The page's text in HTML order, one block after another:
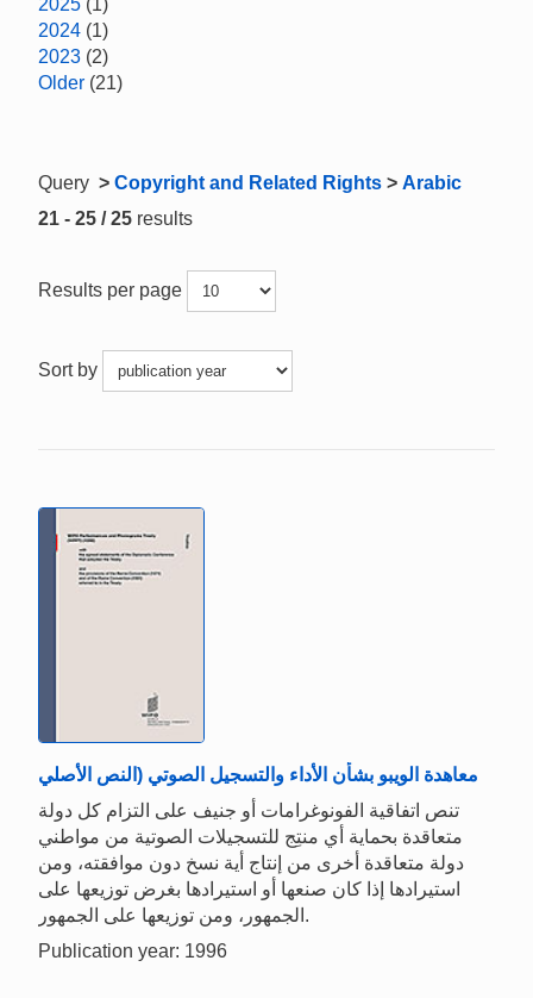
2025 (1)
2024 (1)
2023 (2)
Older (21)
Query > Copyright and Related Rights > Arabic
21 - 25 / 25 results
Results per page
Sort by
معاهدة الويبو بشأن الأداء والتسجيل الصوتي (النص الأصلي
تنص اتفاقية الفونوغرامات أو جنيف على التزام كل دولة
متعاقدة بحماية أي منتِج للتسجيلات الصوتية من مواطني
دولة متعاقدة أخرى من إنتاج أية نسخ دون موافقته، ومن
استيرادها إذا كان صنعها أو استيرادها بغرض توزيعها على
الجمهور، ومن توزيعها على الجمهور.
Publication year: 1996